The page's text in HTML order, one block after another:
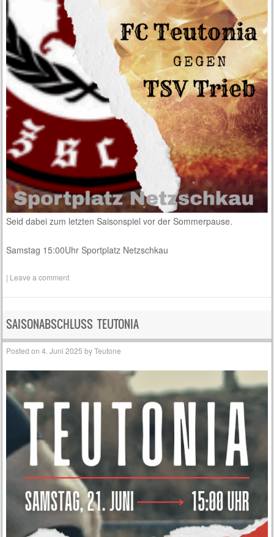
Seid dabei zum letzten Saisonspiel vor der Sommerpause.
Samstag 15:00Uhr Sportplatz Netzschkau
| Leave a comment
SAISONABSCHLUSS TEUTONIA
Posted on4. Juni 2025 byTeutone